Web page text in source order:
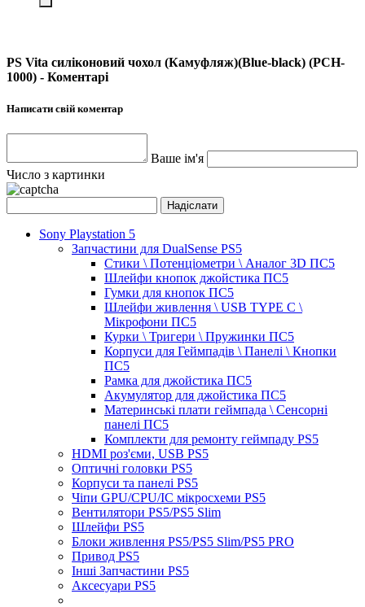
PS Vita силіконовий чохол (Камуфляж)(Blue-black) (PCH-
1000) - Коментарі
Написати свій коментар
Ваше ім'я
Число з картинки
Sony Playstation 5
Запчастини для DualSense PS5
Стики \ Потенціометри \ Аналог 3D ПС5
Шлейфи кнопок джойстика ПС5
Гумки для кнопок ПС5
Шлейфи живлення \ USB TYPE C \
Мікрофони ПС5
Курки \ Тригери \ Пружинки ПС5
Корпуси для Геймпадів \ Панелі \ Кнопки
ПС5
Рамка для джойстика ПС5
Акумулятор для джойстика ПС5
Материнські плати геймпада \ Сенсорні
панелі ПС5
Комплекти для ремонту геймпаду PS5
HDMI роз'єми, USB PS5
Оптичні головки PS5
Корпуси та панелі PS5
Чіпи GPU/CPU/IC мікросхеми PS5
Вентилятори PS5/PS5 Slim
Шлейфи PS5
Блоки живлення PS5/PS5 Slim/PS5 PRO
Привод PS5
Інші Запчастини PS5
Аксесуари PS5